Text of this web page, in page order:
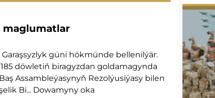
maglumatlar
güni hökmünde bellenilýär.
döwletiň biragyzdan goldamagynda
Assambleýasynyň Rezolýusiýasy bilen
Bi... Dowamyny oka